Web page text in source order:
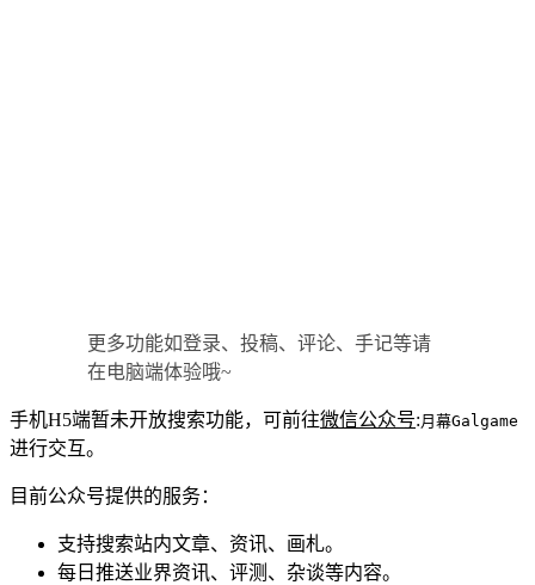
更多功能如登录、投稿、评论、手记等请
在电脑端体验哦~
手机H5端暂未开放搜索功能，可前往微信公众号:月幕Galgame
进行交互。
目前公众号提供的服务：
支持搜索站内文章、资讯、画札。
每日推送业界资讯、评测、杂谈等内容。